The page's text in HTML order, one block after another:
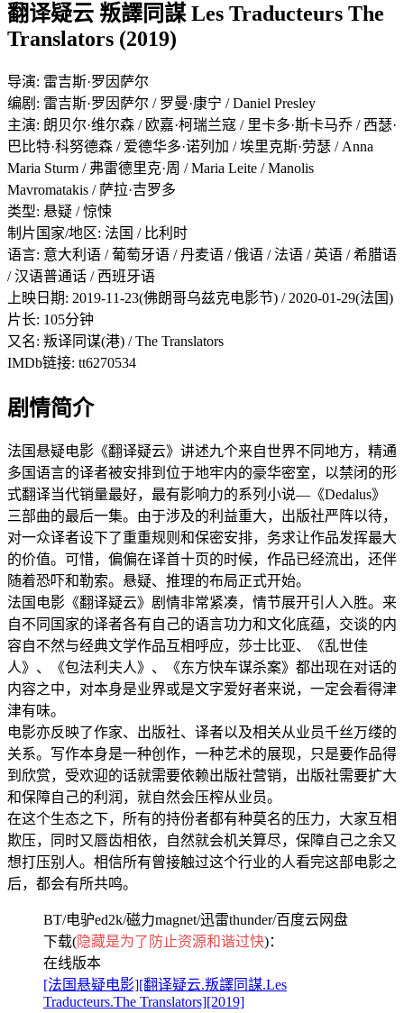
翻译疑云 叛譯同謀 Les Traducteurs The
Translators (2019)
导演: 雷吉斯·罗因萨尔
编剧: 雷吉斯·罗因萨尔 / 罗曼·康宁 / Daniel Presley
主演: 朗贝尔·维尔森 / 欧嘉·柯瑞兰寇 / 里卡多·斯卡马乔 / 西瑟·
巴比特·科努德森 / 爱德华多·诺列加 / 埃里克斯·劳瑟 / Anna
Maria Sturm / 弗雷德里克·周 / Maria Leite / Manolis
Mavromatakis / 萨拉·吉罗多
类型: 悬疑 / 惊悚
制片国家/地区: 法国 / 比利时
语言: 意大利语 / 葡萄牙语 / 丹麦语 / 俄语 / 法语 / 英语 / 希腊语
/ 汉语普通话 / 西班牙语
上映日期: 2019-11-23(佛朗哥乌兹克电影节) / 2020-01-29(法国)
片长: 105分钟
又名: 叛译同谋(港) / The Translators
IMDb链接: tt6270534
剧情简介
法国悬疑电影《翻译疑云》讲述九个来自世界不同地方，精通
多国语言的译者被安排到位于地牢内的豪华密室，以禁闭的形
式翻译当代销量最好，最有影响力的系列小说—《Dedalus》
三部曲的最后一集。由于涉及的利益重大，出版社严阵以待，
对一众译者设下了重重规则和保密安排，务求让作品发挥最大
的价值。可惜，偏偏在译首十页的时候，作品已经流出，还伴
随着恐吓和勒索。悬疑、推理的布局正式开始。
法国电影《翻译疑云》剧情非常紧凑，情节展开引人入胜。来
自不同国家的译者各有自己的语言功力和文化底蕴，交谈的内
容自不然与经典文学作品互相呼应，莎士比亚、《乱世佳
人》、《包法利夫人》、《东方快车谋杀案》都出现在对话的
内容之中，对本身是业界或是文字爱好者来说，一定会看得津
津有味。
电影亦反映了作家、出版社、译者以及相关从业员千丝万缕的
关系。写作本身是一种创作，一种艺术的展现，只是要作品得
到欣赏，受欢迎的话就需要依赖出版社营销，出版社需要扩大
和保障自己的利润，就自然会压榨从业员。
在这个生态之下，所有的持份者都有种莫名的压力，大家互相
欺压，同时又唇齿相依，自然就会机关算尽，保障自己之余又
想打压别人。相信所有曾接触过这个行业的人看完这部电影之
后，都会有所共鸣。
BT/电驴ed2k/磁力magnet/迅雷thunder/百度云网盘
下载(隐藏是为了防止资源和谐过快)：
在线版本
[法国悬疑电影][翻译疑云.叛譯同謀.Les
Traducteurs.The Translators][2019]